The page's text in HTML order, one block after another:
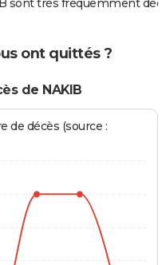
sont très fréquemment
ont quittés ?
de NAKIB
de décès (source :